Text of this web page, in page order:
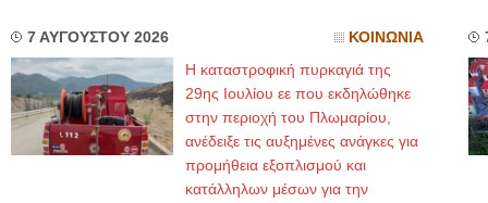
7 ΑΥΓΟΥΣΤΟΥ 2026 ΚΟΙΝΩΝΙΑ
Η καταστροφική πυρκαγιά της
29ης Ιουλίου εε που εκδηλώθηκε
στην περιοχή του Πλωμαρίου,
ανέδειξε τις αυξημένες ανάγκες για
προμήθεια εξοπλισμού και
κατάλληλων μέσων για την